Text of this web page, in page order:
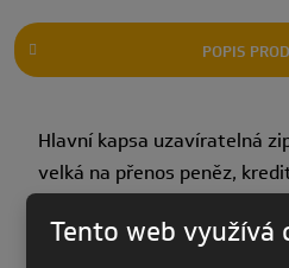
POPIS
Hlavní kapsa uzavíratelná
velká na přenos peněz,
Tento web využívá